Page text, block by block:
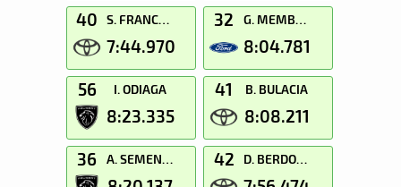
40 S. FRANCOLI
7:44.970
32 G. MEMBRADO
8:04.781
56 I. ODIAGA
8:23.335
41 B. BULACIA
8:08.211
36 A. SEMENOV 42 D. BERDOMAS